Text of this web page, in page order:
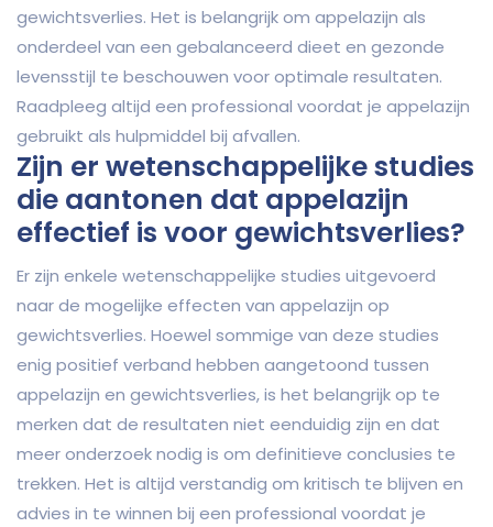
gewichtsverlies. Het is belangrijk om appelazijn als
onderdeel van een gebalanceerd dieet en gezonde
levensstijl te beschouwen voor optimale resultaten.
Raadpleeg altijd een professional voordat je appelazijn
gebruikt als hulpmiddel bij afvallen.
Zijn er wetenschappelijke studies
die aantonen dat appelazijn
effectief is voor gewichtsverlies?
Er zijn enkele wetenschappelijke studies uitgevoerd
naar de mogelijke effecten van appelazijn op
gewichtsverlies. Hoewel sommige van deze studies
enig positief verband hebben aangetoond tussen
appelazijn en gewichtsverlies, is het belangrijk op te
merken dat de resultaten niet eenduidig zijn en dat
meer onderzoek nodig is om definitieve conclusies te
trekken. Het is altijd verstandig om kritisch te blijven en
advies in te winnen bij een professional voordat je